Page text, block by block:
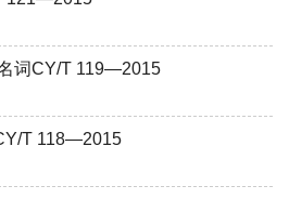
词CY/T 119—2015
T 118—2015